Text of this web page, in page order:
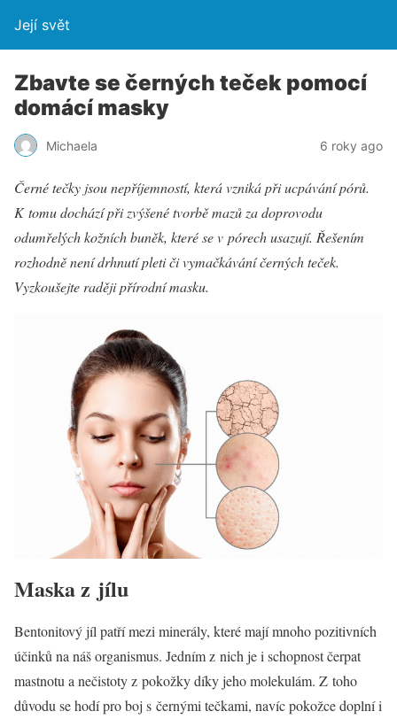
Její svět
Zbavte se černých teček pomocí
domácí masky
Michaela 6 roky ago
Černé tečky jsou nepříjemností, která vzniká při ucpávání pórů.
K tomu dochází při zvýšené tvorbě mazů za doprovodu
odumřelých kožních buněk, které se v pórech usazují. Řešením
rozhodně není drhnutí pleti či vymačkávání černých teček.
Vyzkoušejte raději přírodní masku.
Maska z jílu
Bentonitový jíl patří mezi minerály, které mají mnoho pozitivních
účinků na náš organismus. Jedním z nich je i schopnost čerpat
mastnotu a nečistoty z pokožky díky jeho molekulám. Z toho
důvodu se hodí pro boj s černými tečkami, navíc pokožce doplní i